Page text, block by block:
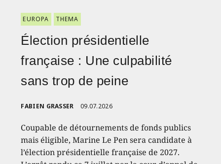
EUROPA THEMA
Élection présidentielle
française : Une culpabilité
sans trop de peine
FABIEN GRASSER 09.07.2026
Coupable de détournements de fonds publics
mais éligible, Marine Le Pen sera candidate à
l’élection présidentielle française de 2027.